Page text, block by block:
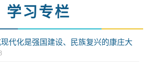
学习专栏
代化是强国建设、民族复兴的康庄大